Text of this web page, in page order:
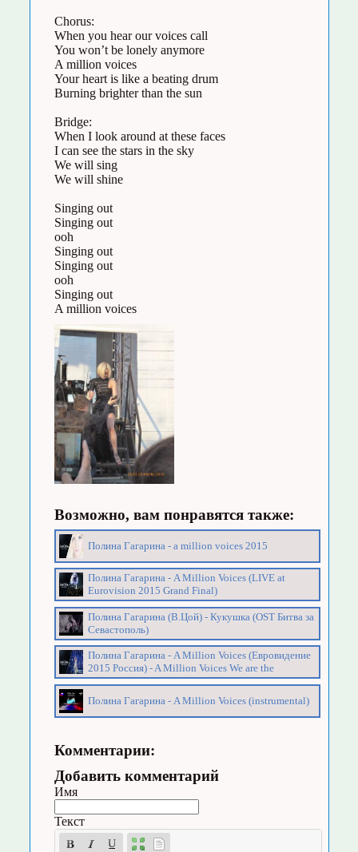
Chorus:
When you hear our voices call
You won’t be lonely anymore
A million voices
Your heart is like a beating drum
Burning brighter than the sun
Bridge:
When I look around at these faces
I can see the stars in the sky
We will sing
We will shine
Singing out
Singing out
ooh
Singing out
Singing out
ooh
Singing out
A million voices
Возможно, вам понравятся также:
Полина Гагарина - а million voices 2015
Полина Гагарина - A Million Voices (LIVE at
Eurovision 2015 Grand Final)
Полина Гагарина (В.Цой) - Кукушка (OST Битва за
Севастополь)
Полина Гагарина - A Million Voices (Евровидение
2015 Россия) - A Million Voices We are the
Полина Гагарина - A Million Voices (instrumental)
Комментарии:
Добавить комментарий
Имя
Текст